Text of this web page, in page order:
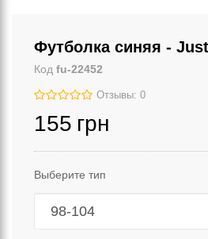
Футболка синяя -
Код fu-22452
Отзывы: 0
155 грн
Выберите тип